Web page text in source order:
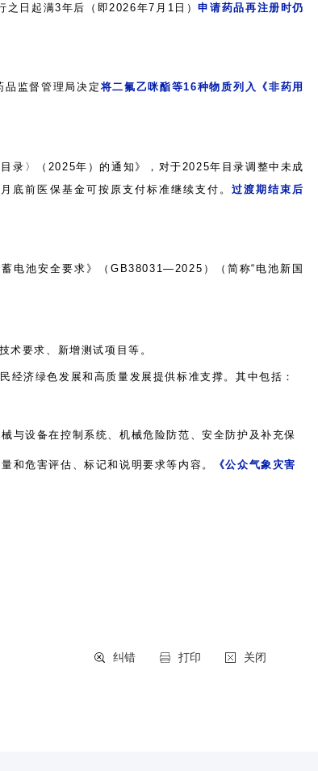
之日起满3年后（即2026年7月1日）申请药品再注册时仍
监督管理局决定 将二氟乙咪酯等16种物质列入《非药用
录〉（ 2025年）的通知》，对于2025年目录调整中未成
底前医保基金可按原支付标准继续支付。过渡期结束后
电池安全要求》（GB38031—2025）（简称“电池新国
术要求、新增测试项目等。
济绿色发展和高质量发展提供标准支撑。其中包括：
与设备在控制系统、机械危险防范、安全防护及补充保
和危害评估、标记和说明要求等内容。 《公众气象灾害
关闭
打印
纠错